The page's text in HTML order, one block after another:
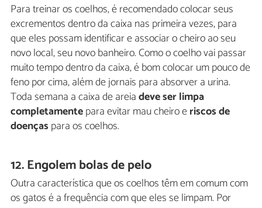
Para treinar os coelhos, é recomendado colocar seus
excrementos dentro da caixa nas primeira vezes, para
que eles possam identificar e associar o cheiro ao seu
novo local, seu novo banheiro. Como o coelho vai passar
muito tempo dentro da caixa, é bom colocar um pouco de
feno por cima, além de jornais para absorver a urina.
Toda semana a caixa de areiadeve ser limpa
completamentepara evitar mau cheiro eriscos de
doenças para os coelhos.
12. Engolem bolas de pelo
Outra característica que os coelhos têm em comum com
os gatos é a frequência com que eles se limpam. Por